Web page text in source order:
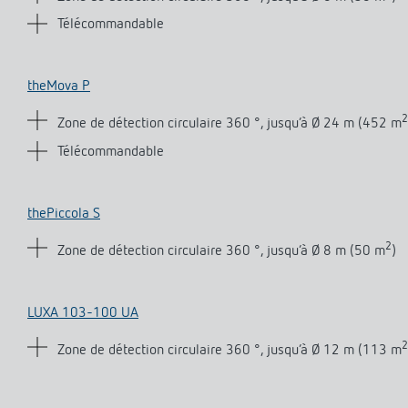
Télécommandable
theMova P
Zone de détection circulaire 360 °, jusqu‘à Ø 24 m (452 m2
Télécommandable
thePiccola S
Zone de détection circulaire 360 °, jusqu‘à Ø 8 m (50 m2 )
LUXA 103-100 UA
Zone de détection circulaire 360 °, jusqu‘à Ø 12 m (113 m2